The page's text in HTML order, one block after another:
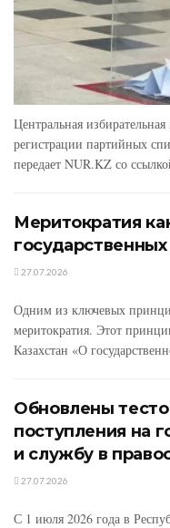
Центральная
регистрации партийных
передает NUR.KZ со
Меритократия
27.07.2026
Одним из ключевых
меритократия. Этот
Казахстан «О
Обновлены
поступления на
и службу в
27.07.2026
С 1 июля 2026 года в